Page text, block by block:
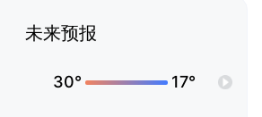
未来预报
30° 17°